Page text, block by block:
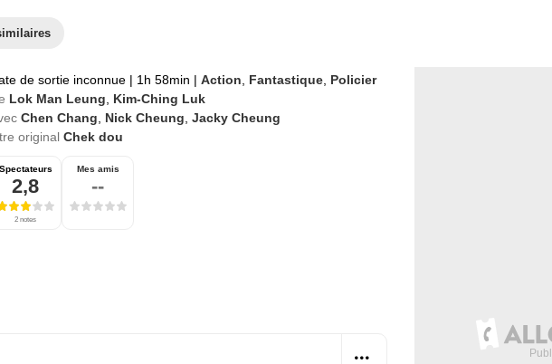
de sortie inconnue | 1h 58min | Action Fantastique Policier
Lok Man Leung
Kim-Ching Luk
Chen Chang Nick Cheung Jacky Cheung
original Chek dou
Spectateurs
2,8
2 notes
Mes amis
--